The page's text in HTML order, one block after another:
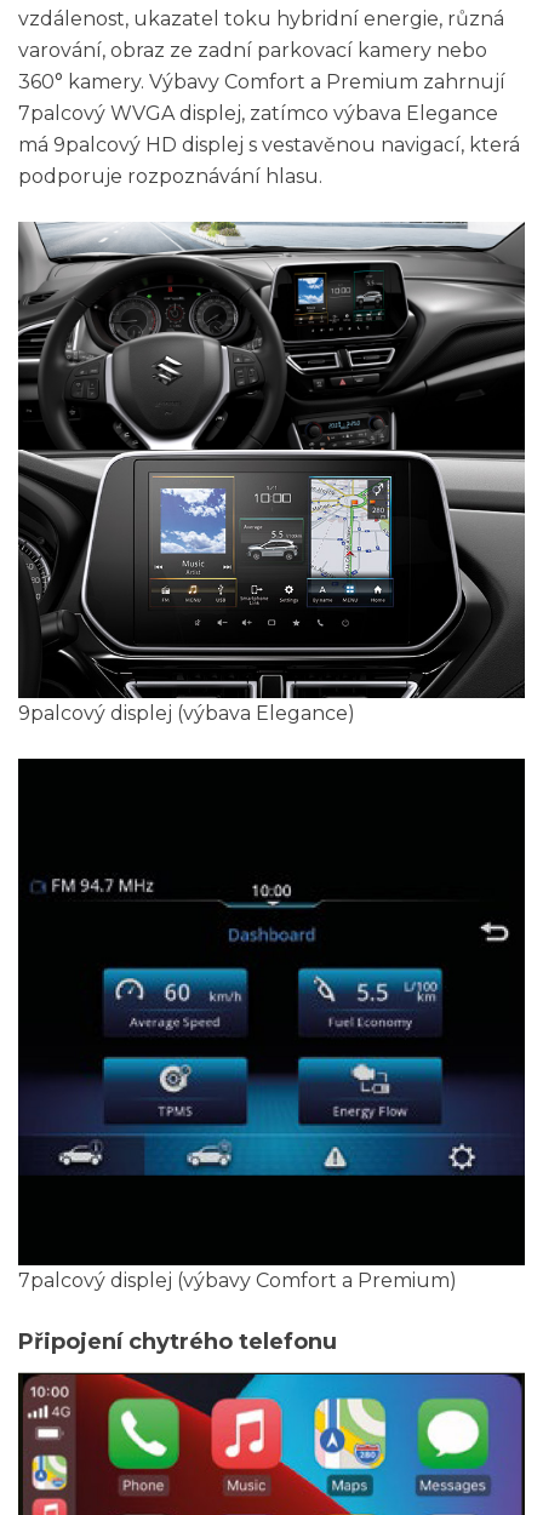
vzdálenost, ukazatel toku hybridní energie, různá
varování, obraz ze zadní parkovací kamery nebo
360° kamery. Výbavy Comfort a Premium zahrnují
7palcový WVGA displej, zatímco výbava Elegance
má 9palcový HD displej s vestavěnou navigací, která
podporuje rozpoznávání hlasu.
9palcový displej (výbava Elegance)
7palcový displej (výbavy Comfort a Premium)
Připojení chytrého telefonu